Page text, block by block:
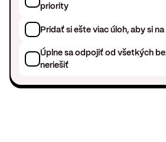
priority
Pridať si ešte viac úloh, aby si
Úplne sa odpojiť od všetkých
neriešiť